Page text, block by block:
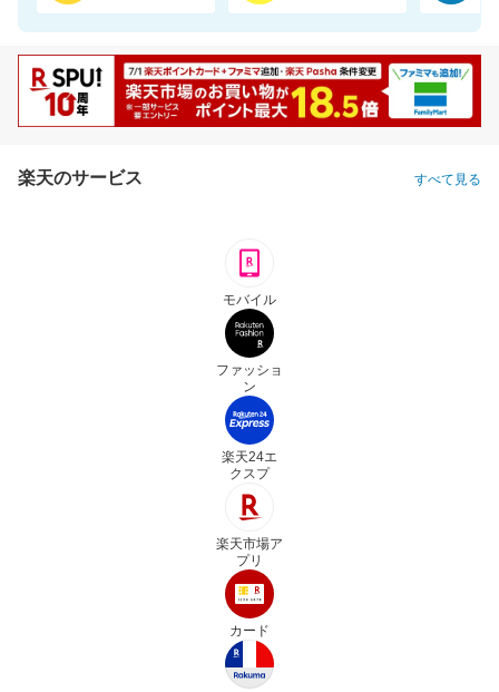
楽天のサービス すべて見る
モバイル
ファッショ
ン
楽天24エ
クスプ
楽天市場ア
プリ
カード